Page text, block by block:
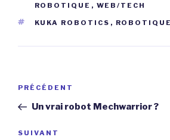
ROBOTIQUE , WEB/TECH
ÉTIQUETTES
KUKA ROBOTICS , ROBOTIQUE
Navigation
l’article
Article
précédent
PRÉCÉDENT
Un vrai robot Mechwarrior ?
Article
SUIVANT